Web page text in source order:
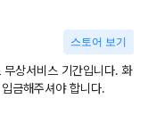
스토어 보기
상서비스 기간입니다. 화
금해주셔야 합니다.